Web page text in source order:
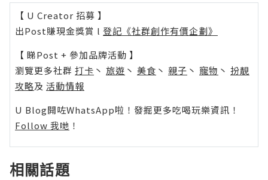
【 U Creator 招募 】
出Post賺現金獎賞 l 登記《社群創作有價企劃》
【 睇Post + 參加品牌活動 】
瀏覽更多社群 打卡 丶 旅遊 丶 美食 丶 親子 丶 寵物 丶 扮靚
攻略及 活動情報
U Blog開咗WhatsApp啦！發掘更多吃喝玩樂資訊！
Follow 我哋 ！
相關話題